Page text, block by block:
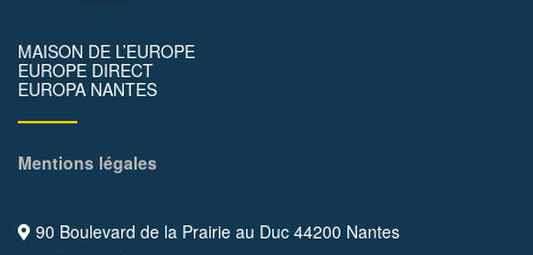
MAISON DE L’EUROPE
EUROPE DIRECT
EUROPA NANTES
Mentions légales
90 Boulevard de la Prairie au Duc 44200 Nantes